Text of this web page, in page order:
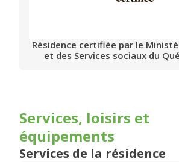
Résidence certifiée par le
et des Services sociaux du
Services, loisirs et
équipements
Services de la résidence